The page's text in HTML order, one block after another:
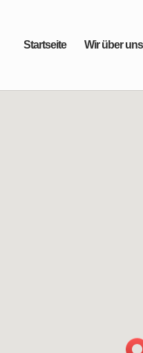
Startseite Wir über uns